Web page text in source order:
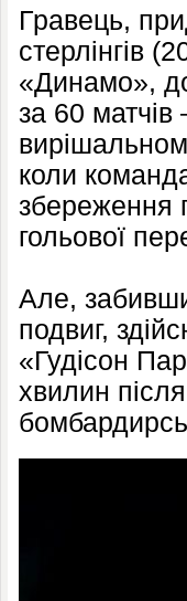
Гравець,
стерлінгів
«Динамо»,
за 60 матчів
коли
збереження
гольової
Але,
подвиг,
«Гудісон
хвилин після